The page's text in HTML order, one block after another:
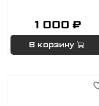
1 000 ₽
В корзину